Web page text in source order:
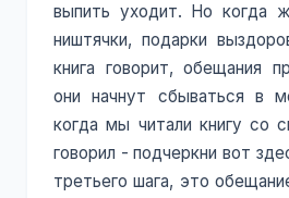
выпить уходит. Но когда
ништячки, подарки
книга говорит, обещания
они начнут сбываться в
когда мы читали книгу со
говорил - подчеркни вот
третьего шага, это